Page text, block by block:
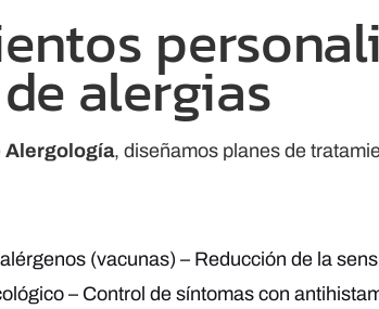
alergias
Alergología, diseñamos planes de
(vacunas) – Reducción de la
– Control de síntomas con